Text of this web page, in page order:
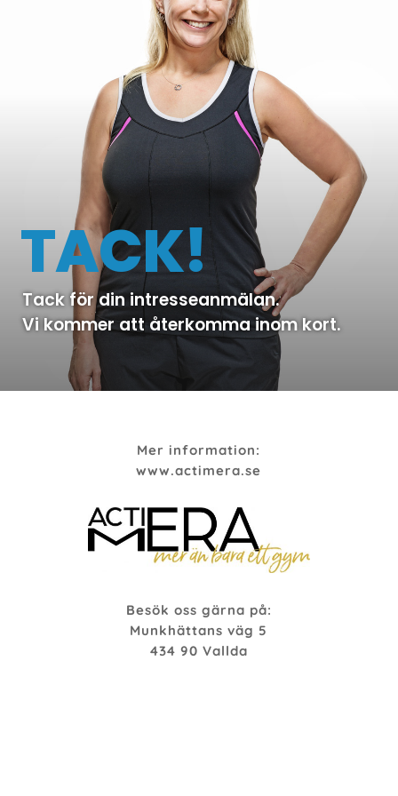
TACK!
Tack för din intresseanmälan.
Vi kommer att återkomma inom kort.
Mer information:
www.actimera.se
Besök oss gärna på:
Munkhättans väg 5
434 90 Vallda